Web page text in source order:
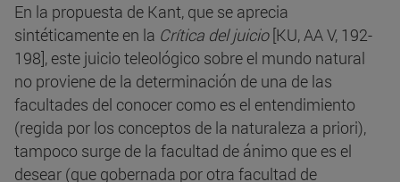
En la propuesta de Kant, que se aprecia
sintéticamente en la Crítica del juicio[KU, AA V, 192-
198], este juicio teleológico sobre el mundo natural
no proviene de la determinación de una de las
facultades del conocer como es el entendimiento
(regida por los conceptos de la naturaleza a priori),
tampoco surge de la facultad de ánimo que es el
desear (que gobernada por otra facultad de